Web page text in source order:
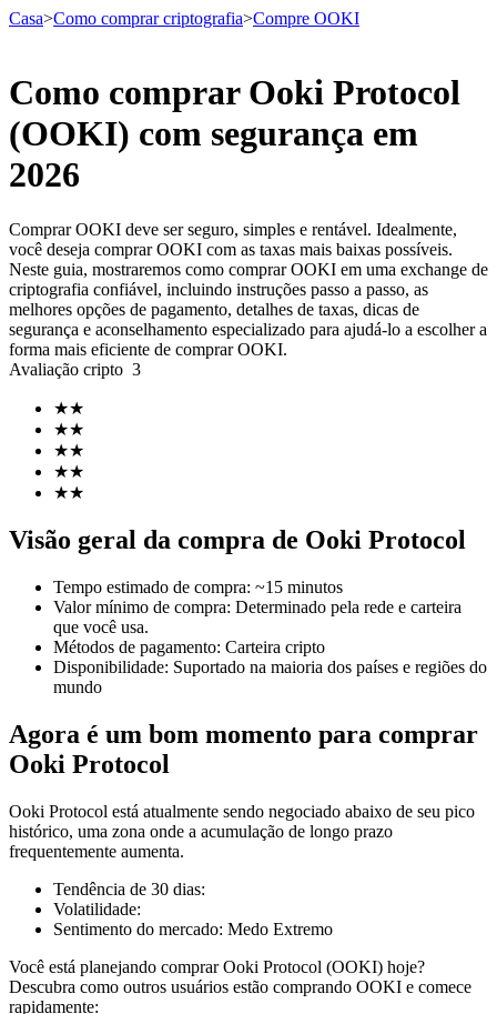
Futuros
Futuros de USDT
Futuros usando USDT como garantia
Futuros COIN-M
Futuros de criptomoeda
Derivativos de ações, câmbio, metais preciosos e commodities
Futuros de USDC
Casa>Como comprar criptografia>Compre OOKI
Como comprar Ooki Protocol
(OOKI) com segurança em
2026
Comprar OOKI deve ser seguro, simples e rentável. Idealmente,
você deseja comprar OOKI com as taxas mais baixas possíveis.
Neste guia, mostraremos como comprar OOKI em uma exchange de
criptografia confiável, incluindo instruções passo a passo, as
melhores opções de pagamento, detalhes de taxas, dicas de
segurança e aconselhamento especializado para ajudá-lo a escolher a
forma mais eficiente de comprar OOKI.
Avaliação cripto 3
★★
★★
★★
★★
★★
Visão geral da compra de Ooki Protocol
Tempo estimado de compra: ~15 minutos
Valor mínimo de compra: Determinado pela rede e carteira
que você usa.
Métodos de pagamento: Carteira cripto
Disponibilidade: Suportado na maioria dos países e regiões do
mundo
Agora é um bom momento para comprar
Ooki Protocol
Ooki Protocol está atualmente sendo negociado abaixo de seu pico
histórico, uma zona onde a acumulação de longo prazo
frequentemente aumenta.
Tendência de 30 dias:
Volatilidade:
Sentimento do mercado: Medo Extremo
Você está planejando comprar Ooki Protocol (OOKI) hoje?
Descubra como outros usuários estão comprando OOKI e comece
rapidamente: